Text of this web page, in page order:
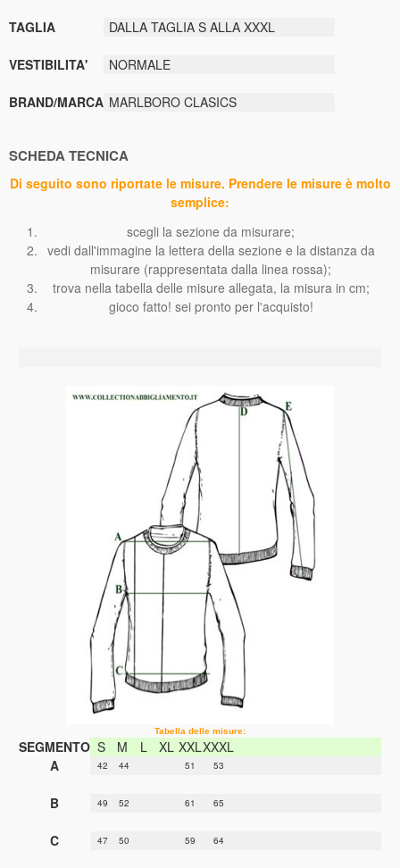
TAGLIA DALLA TAGLIA S ALLA XXXL
VESTIBILITA' NORMALE
BRAND/MARCA MARLBORO CLASICS
SCHEDA TECNICA
Di seguito sono riportate le misure. Prendere le misure è molto
semplice:
scegli la sezione da misurare;
vedi dall'immagine la lettera della sezione e la distanza da
misurare (rappresentata dalla linea rossa);
trova nella tabella delle misure allegata, la misura in cm;
gioco fatto! sei pronto per l'acquisto!
Tabella delle misure:
SEGMENTO S M L XL XXLXXXL
A
42 44 51 53
B 49 52 61 65
C 47 50 59 64